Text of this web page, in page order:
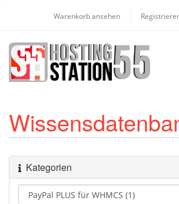
Warenkorb ansehen
Kategorien